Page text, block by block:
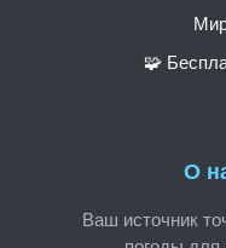
О
Ваш источник
🧩